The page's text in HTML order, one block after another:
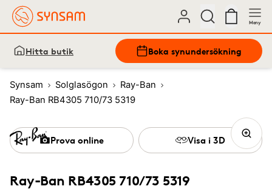
Meny
Hitta butik Boka synundersökning
Synsam Solglasögon
Ray-Ban
Ray-Ban RB4305 710/73 5319
Ray-Ban RB4305 710/73 5319
Prova online Visa i 3D